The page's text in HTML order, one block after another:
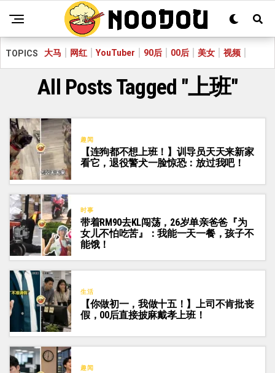
TOPICS 大马 网红 YouTuber 90后 00后 美女 视频
All Posts Tagged "上班"
趣闻
【连狗都不想上班！】训导员天天来新家
看它，退役警犬一脸惊恐：放过我吧！
时事
带着RM90去KL闯荡，26岁单亲爸爸『为
女儿不怕吃苦』：我能一天一餐，孩子不
能饿！
生活
【你做初一，我做十五！】上司不肯批丧
假，00后直接披麻戴孝上班！
趣闻